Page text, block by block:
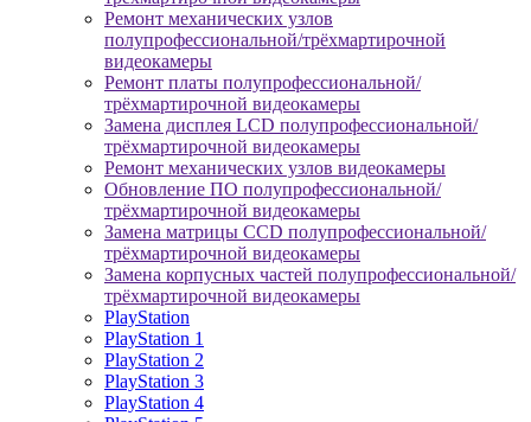
Ремонт механических узлов
полупрофессиональной/трёхмартирочной
видеокамеры
Ремонт платы полупрофессиональной/
трёхмартирочной видеокамеры
Замена дисплея LCD полупрофессиональной/
трёхмартирочной видеокамеры
Ремонт механических узлов видеокамеры
Обновление ПО полупрофессиональной/
трёхмартирочной видеокамеры
Замена матрицы CCD полупрофессиональной/
трёхмартирочной видеокамеры
Замена корпусных частей полупрофессиональной/
трёхмартирочной видеокамеры
PlayStation
PlayStation 1
PlayStation 2
PlayStation 3
PlayStation 4